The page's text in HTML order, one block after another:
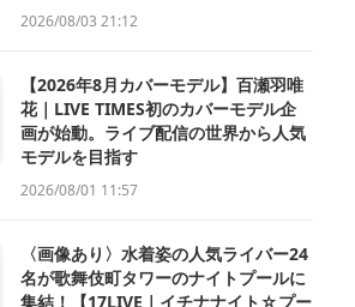
2026/08/03 21:12
【2026年8月カバーモデル】百瀬羽唯
花｜LIVE TIMES初のカバーモデル企
画が始動。ライブ配信の世界から人気
モデルを目指す
2026/08/01 11:57
〈画像あり〉水着姿の人気ライバー24
名が歌舞伎町タワーのナイトプールに
集結！【17LIVE｜イチナナイト☆プー